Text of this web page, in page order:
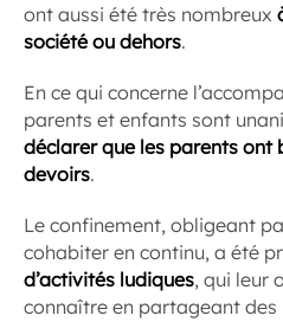
ont aussi été très nombreux
société ou dehors.
En ce qui concerne
parents et enfants sont
déclarer que les parents ont
devoirs.
Le confinement, obligeant
cohabiter en continu, a été
d’activités ludiques, qui leur
connaître en partageant